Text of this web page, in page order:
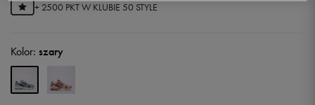
+ 2500 PKT W KLUBIE 50 STYLE
Kolor: szary